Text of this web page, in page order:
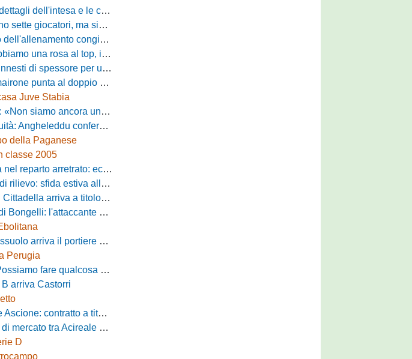
e le cifre dell'operazione
ma siamo una squadra forte»
e la risposta dei nuovi arrivi
del Lamberti ci spingerà lontano»
per un attacco da sogni
doppio colpo Baldan-Volpicelli
Juve Stabia
squadra, ora serve tirare una riga!»
in panchina, in attacco arriva Loru
della Paganese
classe 2005
arretrato: ecco Orlando
allo Zecchini con il Grosseto
a titolo definitivo Riccardo Gatti
passa in Serie D
il portiere Gioele Zacchi
Perugia
e regalarci la trasferta a Genova»
arriva Castorri
a titolo definitivo fino al 2029
tra Acireale e Messina
D